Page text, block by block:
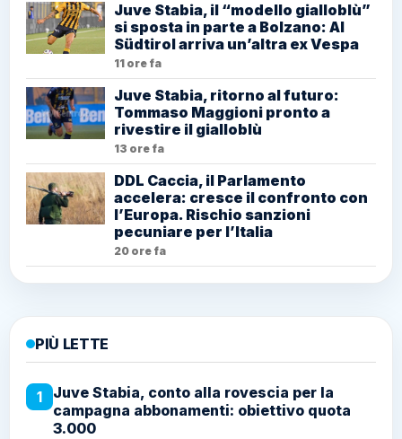
Juve Stabia, il “modello gialloblù”
si sposta in parte a Bolzano: Al
Südtirol arriva un’altra ex Vespa
11 ore fa
Juve Stabia, ritorno al futuro:
Tommaso Maggioni pronto a
rivestire il gialloblù
13 ore fa
DDL Caccia, il Parlamento
accelera: cresce il confronto con
l’Europa. Rischio sanzioni
pecuniare per l’Italia
20 ore fa
PIÙ LETTE
1
Juve Stabia, conto alla rovescia per la
campagna abbonamenti: obiettivo quota
3.000